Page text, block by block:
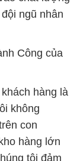
ngũ nhân
Công của
hàng là
không
con
hàng lớn
tôi đảm